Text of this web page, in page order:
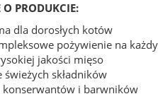
O PRODUKCIE:
dla dorosłych kotów
pożywienie na
jakości mięso
świeżych składników
konserwantów i barwników